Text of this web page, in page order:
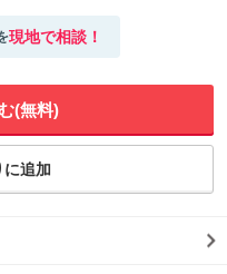
現地で相談！
(無料)